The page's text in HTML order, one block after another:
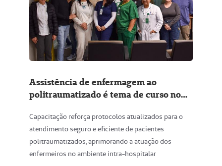
Assistência de enfermagem ao
politraumatizado é tema de curso no
Capacitação reforça protocolos atualizados para o
atendimento seguro e eficiente de pacientes
politraumatizados, aprimorando a atuação dos
enfermeiros no ambiente intra-hospitalar